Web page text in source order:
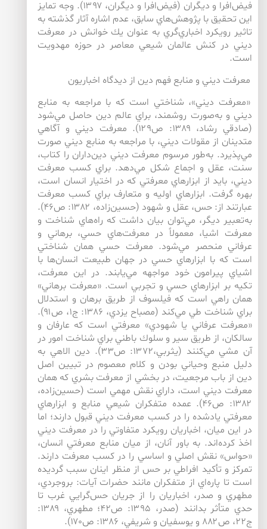
فيض‌‌افرا و ديگران (فيض‌‌افرا و ديگران، ۱۳۹۷). وجه تمايز
اين تحقيق با پژوهش‌‌هاي سابق، عدم اشاره آثار گذشته به
تاثير رويكرد اخباري‌‌گري به عنوان يك خوانش در معرفت
ديني در كنش عالمان شيعي معاصر در حوزه مهدويت
است.
معرفت ديني و منابع فهم دين از ديدگاه اخباريون
«معرفت ديني»، شناختي است كه با مراجعه به منابع
ديني و به‌صورت روشمند، براي عالم دين حاصل مي‌شود
(صادقي رشاد، ۱۳۸۹: ص۱۲۹). معرفت ديني و آگاهي
متدينان از مقولات ديني، با مراجعه به منابع ديني صورت
مي‌پذيرد. به‌طور مرسوم معرفت ديني دين‌داران را كتاب،
سنت، عقل و اجماع شكل مي‌دهد. براي كسب معرفت
ديني، بايد از ابزارهاي معرفتي كه در اختيار انسان است،
بهره گرفت. ابزارهاي اوليه و متعارف براي كسب معرفت‌
عبارتند از: حس، عقل و ‌شهود (حسين‌زاده، ۱۳۸۲: ص۴۶).
به‌تعبير ديگر، مي‌توان بيان داشت كه راه‌هاي شناخت و
معرفت اشيا، معمولاً در معرفت‌هاي حسي، ‌برهاني و
عرفاني منحصر مي‌شود. معرفت حسي همان شناختي
است كه با ابزارهاي حسي در جهان طبيعت انسان‌‌ها با
اشياي پيرامون خود مواجهه مي‌يابند. در اين معرفت،
تكيه بر ابزارهاي حسي و تجربي است. «معرفت برهاني»
همان راهي است كه فيلسوف از طريق برهان و استدلال
براي شناخت طي مي‌كند (مصباح يزدي، ۱۳۸۶: ج۱، ص۹۱).
«معرفت عرفاني يا شهودي» معرفتي است كه عارفان و
سالكان، از طريق سير و سلوك باطني براي شناخت امور در
آن مشي مي‌كنند (يثربي،۱۳۷۲: ص۳۳). دين الاهي به
دليل منبع وحياني بودن و كلام معصوم در تبيين اصل
دين از باب مرجعيت، در بخشي از معرفت بشري كه همان
معرفت ديني است، داراي نقش مهمي است (حسين‌زاده،
۱۳۸۲: ص۴۶). عمده متفكران شيعي منابع و ابزارهاي
معرفتي يادشده را در كسب معرفت ديني قبول دارند؛ اما
در اين ميان، اخباريان رويكرد متفاوتي را در معرفت ديني
اخذ كرده‌‌اند. به باور آنان، از ميان منابع معرفتي انسان،
«حواس» نقش اصلي و اساسي را در كسب معرفت دارند.
تمركز و تأكيد افراطي بر حس از منظر اينان سبب گرديده
است تا پاره‌‌اي از متفكران مانند حضرات آيات: بروجردي،
مطهري و صدر، اخباريان را از جريان حس‌‌گرايي غرب تا
حدي متأثر بدانند (صدر، ۱۳۹۵: ص۴۲؛ مطهري، ۱۳۸۹:
ج۲۲، ص۸۸۲ و يوسفيان و شريفي، ۱۳۸۶: ص۱۷۰).